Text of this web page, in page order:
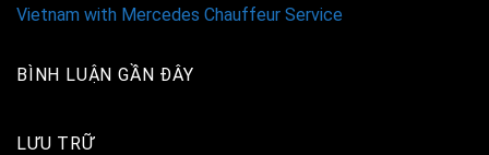
Vietnam with Mercedes Chauffeur Service
BÌNH LUẬN GẦN ĐÂY
LƯU TRỮ